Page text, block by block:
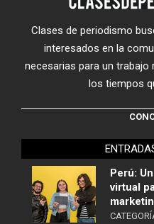
Clases de periodismo
interesados en la
necesarias para un
los tiempos
Perú:
virtual